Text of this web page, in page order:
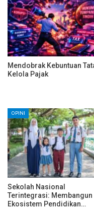
Mendobrak Kebuntuan
Kelola Pajak
OPINI
Sekolah Nasional
Terintegrasi: Membangun
Ekosistem Pendidikan…